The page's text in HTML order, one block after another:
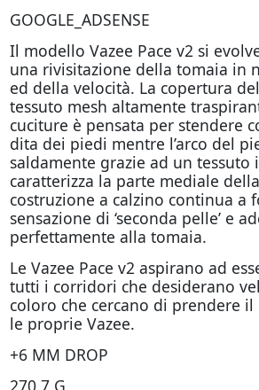
GOOGLE_ADSENSE
Il modello Vazee Pace v2 si
una rivisitazione della tomaia in
ed della velocità. La copertura
tessuto mesh altamente
cuciture è pensata per stendere
dita dei piedi mentre l’arco del
saldamente grazie ad un tessuto
caratterizza la parte mediale
costruzione a calzino continua a
sensazione di ‘seconda pelle’ e
perfettamente alla tomaia.
Le Vazee Pace v2 aspirano ad
tutti i corridori che desiderano
coloro che cercano di prendere
le proprie Vazee.
+6 MM DROP
270.7 G